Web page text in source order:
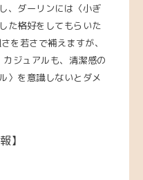
、ダーリンには〈小ぎ
た格好をしてもらいた
を若さで補えますが、
ジュアルも、清潔感の
〉を意識しないとダメ
】